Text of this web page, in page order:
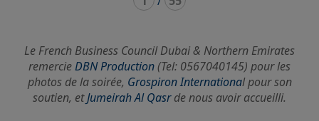
Le French Business Council Dubai & Northern Emirates
remercieDBN Production(Tel: 0567040145) pour les
photos de la soirée, Grospiron International pour son
soutien, etJumeirah Al Qasrde nous avoir accueilli.